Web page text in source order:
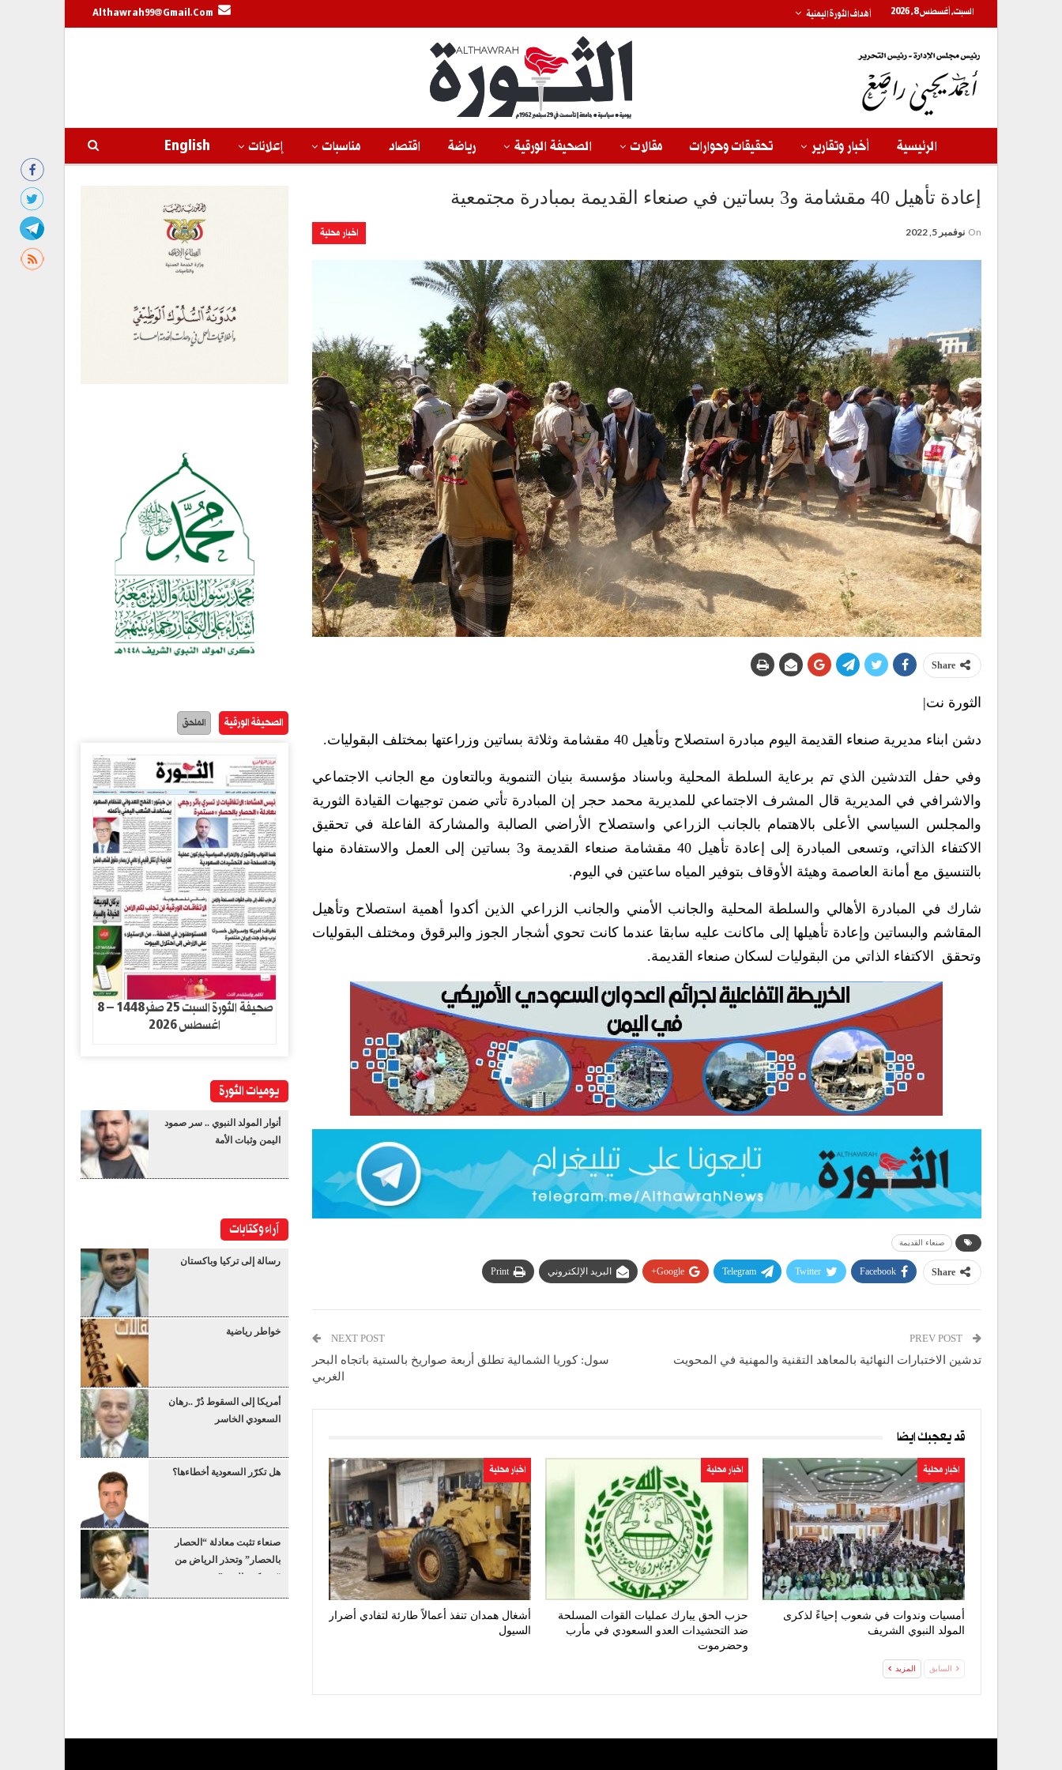
السبت, أغسطس 8, 2026 أهداف الثورة اليمنية Althawrah99@gmail.com
الرئيسية أخبار وتقارير تحقيقات وحوارات مقالات الصحيفة الورقية رياضة اقتصاد مناسبات إعلانات English
إعادة تأهيل 40 مقشامة و3 بساتين في صنعاء القديمة بمبادرة مجتمعية
اخبار محلية On نوفمبر 5, 2022
Share
الثورة نت|
دشن ابناء مديرية صنعاء القديمة اليوم مبادرة استصلاح وتأهيل 40 مقشامة وثلاثة بساتين وزراعتها بمختلف البقوليات.
وفي حفل التدشين الذي تم برعاية السلطة المحلية وباسناد مؤسسة بنيان التنموية وبالتعاون مع الجانب الاجتماعي
والاشرافي في المديرية قال المشرف الاجتماعي للمديرية محمد حجر إن المبادرة تأتي ضمن توجيهات القيادة الثورية
والمجلس السياسي الأعلى بالاهتمام بالجانب الزراعي واستصلاح الأراضي الصالبة والمشاركة الفاعلة في تحقيق
الاكتفاء الذاتي، وتسعى المبادرة إلى إعادة تأهيل 40 مقشامة صنعاء القديمة و3 بساتين إلى العمل والاستفادة منها
بالتنسيق مع أمانة العاصمة وهيئة الأوقاف بتوفير المياه ساعتين في اليوم.
شارك في المبادرة الأهالي والسلطة المحلية والجانب الأمني والجانب الزراعي الذين أكدوا أهمية استصلاح وتأهيل
المقاشم والبساتين وإعادة تأهيلها إلى ماكانت عليه سابقا عندما كانت تحوي أشجار الجوز والبرقوق ومختلف البقوليات
وتحقق الاكتفاء الذاتي من البقوليات لسكان صنعاء القديمة.
صنعاء القديمة
Share
Facebook
Twitter
Telegram
Google+ البريد الإلكتروني Print
تدشين الاختبارات النهائية بالمعاهد التقنية والمهنية في المحويت
NEXT POST
سول: كوريا الشمالية تطلق أربعة صواريخ بالستية باتجاه البحر
الغربي
قد يعجبك ايضا
اخبار محلية
أمسيات وندوات في شعوب إحياءً لذكرى
المولد النبوي الشريف
اخبار محلية
حزب الحق يبارك عمليات القوات المسلحة
ضد التحشيدات العدو السعودي في مأرب
وحضرموت
اخبار محلية
أشغال همدان تنفذ أعمالاً طارئة لتفادي أضرار
السيول
السابق المزيد
الصحيفة الورقية الملحق
صحيفة الثورة السبت 25 صفر1448 – 8
اغسطس 2026
يوميات الثورة
أنوار المولد النبوي .. سر صمود
اليمن وثبات الأمة
آراء وكتابات
رسالة إلى تركيا وباكستان
خواطر رياضية
أمريكا إلى السقوط دُرْ ..رهان
السعودي الخاسر
هل تكرّر السعودية أخطاءها؟
صنعاء تثبت معادلة “الحصار
بالحصار” وتحذر الرياض من
“عسكرة البحر”